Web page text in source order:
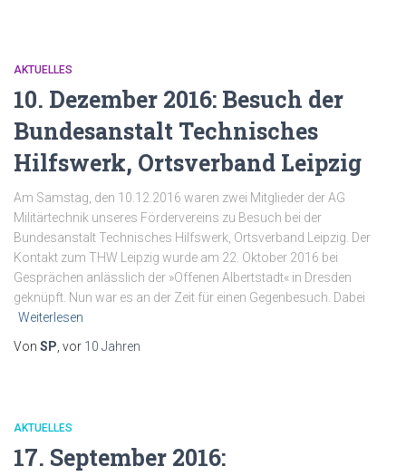
AKTUELLES
10. Dezember 2016: Besuch der
Bundesanstalt Technisches
Hilfswerk, Ortsverband Leipzig
Am Samstag, den 10.12.2016 waren zwei Mitglieder der AG
Militärtechnik unseres Fördervereins zu Besuch bei der
Bundesanstalt Technisches Hilfswerk, Ortsverband Leipzig. Der
Kontakt zum THW Leipzig wurde am 22. Oktober 2016 bei
Gesprächen anlässlich der »Offenen Albertstadt« in Dresden
geknüpft. Nun war es an der Zeit für einen Gegenbesuch. Dabei
Weiterlesen
Von SP , vor 10 Jahren
AKTUELLES
17. September 2016: